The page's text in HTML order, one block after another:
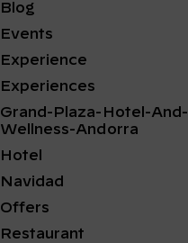
Blog
Events
Experience
Experiences
Grand-Plaza-Hotel-And-
Wellness-Andorra
Hotel
Navidad
Offers
Restaurant